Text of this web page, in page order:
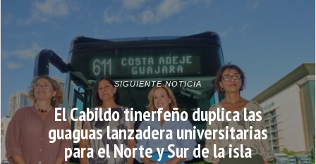
SIGUIENTE NOTICIA
El Cabildo tinerfeño duplica las
guaguas lanzadera universitarias
para el Norte y Sur de la isla